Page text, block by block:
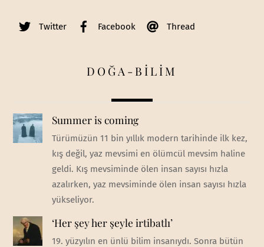
Twitter Facebook Thread
DOĞA-BİLİM
Summer is coming
Türümüzün 11 bin yıllık modern tarihinde ilk kez,
kış değil, yaz mevsimi en ölümcül mevsim haline
geldi. Kış mevsiminde ölen insan sayısı hızla
azalırken, yaz mevsiminde ölen insan sayısı hızla
yükseliyor.
‘Her şey her şeyle irtibatlı’
19. yüzyılın en ünlü bilim insanıydı. Sonra bütün